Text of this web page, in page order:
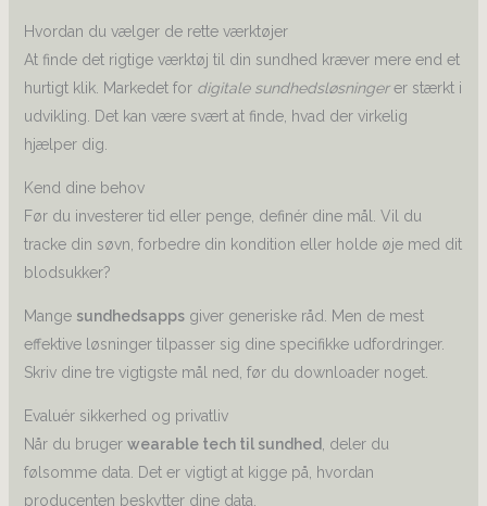
Hvordan du vælger de rette værktøjer
At finde det rigtige værktøj til din sundhed kræver mere end et
hurtigt klik. Markedet for digitale sundhedsløsningerer stærkt i
udvikling. Det kan være svært at finde, hvad der virkelig
hjælper dig.
Kend dine behov
Før du investerer tid eller penge, definér dine mål. Vil du
tracke din søvn, forbedre din kondition eller holde øje med dit
blodsukker?
Mange sundhedsappsgiver generiske råd. Men de mest
effektive løsninger tilpasser sig dine specifikke udfordringer.
Skriv dine tre vigtigste mål ned, før du downloader noget.
Evaluér sikkerhed og privatliv
Når du bruger wearable tech til sundhed , deler du
følsomme data. Det er vigtigt at kigge på, hvordan
producenten beskytter dine data.